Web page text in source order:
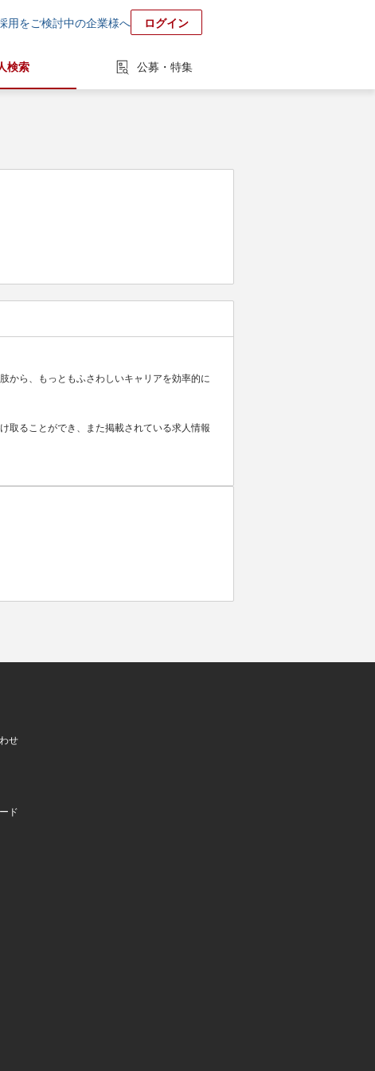
用をご検討中の企業様へ ログイン
検索 公募・特集
から、もっともふさわしいキャリアを効率的に
取ることができ、また掲載されている求人情報
せ
ド